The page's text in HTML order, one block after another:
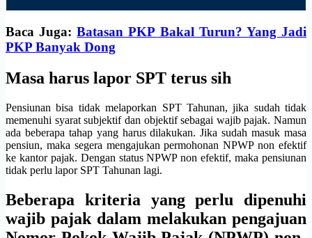
Baca Juga:Batasan PKP Bakal Turun? Yang Jadi
PKP Banyak Dong
Masa harus lapor SPT terus sih
Pensiunan bisa tidak melaporkan SPT Tahunan, jika sudah tidak
memenuhi syarat subjektif dan objektif sebagai wajib pajak. Namun
ada beberapa tahap yang harus dilakukan. Jika sudah masuk masa
pensiun, maka segera mengajukan permohonan NPWP non efektif
ke kantor pajak. Dengan status NPWP non efektif, maka pensiunan
tidak perlu lapor SPT Tahunan lagi.
Beberapa kriteria yang perlu dipenuhi
wajib pajak dalam melakukan pengajuan